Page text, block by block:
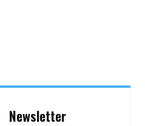
Newsletter